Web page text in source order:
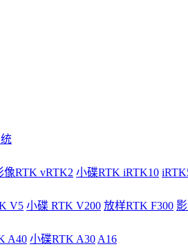
像RTK vRTK2 小碟RTK iRTK10
V5 小碟 RTK V200 放样RTK F300
A40 小碟RTK A30 A16